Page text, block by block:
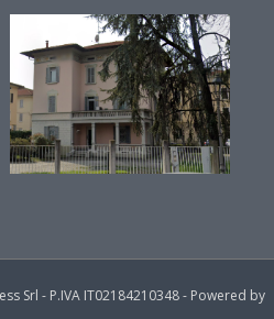
Srl - P.IVA IT02184210348 - Powered by